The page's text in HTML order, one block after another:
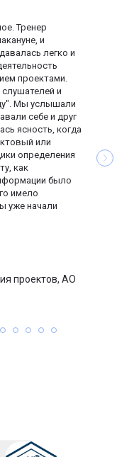
Тренер
и
легко и
проектами.
и
Мы услышали
себе и друг
ясность, когда
или
определения
как
было
имело
уже начали
проектов, АО
95 900 ₽
65 900 ₽
Оставить заявку
в рассрочку без переплат
от 5 492 ₽/мес
*за доп. оплату